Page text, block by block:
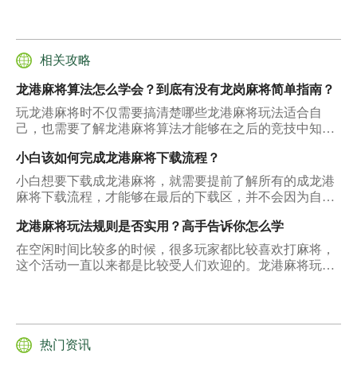
相关攻略
龙港麻将算法怎么学会？到底有没有龙岗麻将简单指南？
玩龙港麻将时不仅需要搞清楚哪些龙港麻将玩法适合自
己，也需要了解龙港麻将算法才能够在之后的竞技中知道
点就值得大家了解。
小白该如何完成龙港麻将下载流程？
小白想要下载成龙港麻将，就需要提前了解所有的成龙港
麻将下载流程，才能够在最后的下载区，并不会因为自己
说的这几个方面就能够给大家带来详细的回复。
龙港麻将玩法规则是否实用？高手告诉你怎么学
在空闲时间比较多的时候，很多玩家都比较喜欢打麻将，
这个活动一直以来都是比较受人们欢迎的。龙港麻将玩法
一些呢？
热门资讯